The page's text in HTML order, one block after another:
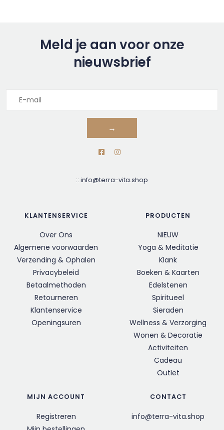
Meld je aan voor onze
nieuwsbrief
→
:: info@terra-vita.shop
KLANTENSERVICE
Over Ons
Algemene voorwaarden
Verzending & Ophalen
Privacybeleid
Betaalmethoden
Retourneren
Klantenservice
Openingsuren
PRODUCTEN
NIEUW
Yoga & Meditatie
Klank
Boeken & Kaarten
Edelstenen
Spiritueel
Sieraden
Wellness & Verzorging
Wonen & Decoratie
Activiteiten
Cadeau
Outlet
MIJN ACCOUNT
Registreren
CONTACT
info@terra-vita.shop